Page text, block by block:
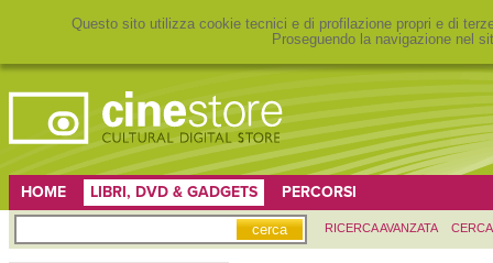
Questo sito utilizza cookie tecnici e di profilazione propri e di
Proseguendo la navigazione nel
HOME LIBRI, DVD & GADGETS PERCORSI
RICERCA AVANZATA